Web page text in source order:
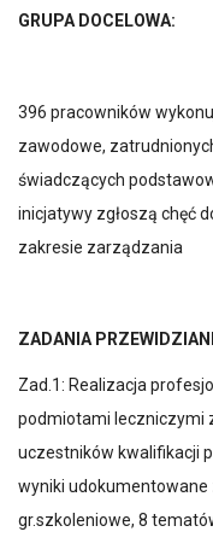
GRUPA DOCELOWA:
396 pracowników
zawodowe,
świadczących
inicjatywy zgłoszą chęć
zakresie zarządzania
ZADANIA
Zad.1: Realizacja
podmiotami leczniczymi
uczestników kwalifikacji
wyniki
gr.szkoleniowe, 8